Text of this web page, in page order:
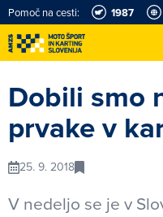
Pomoč na cesti: 1987
Dobili smo
prvake v
25. 9. 2018
V nedeljo se je v